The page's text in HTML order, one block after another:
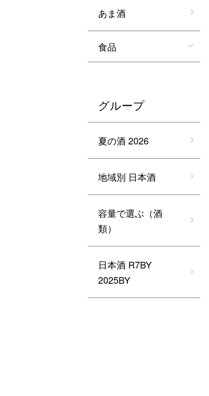
あま酒
食品
グループ
夏の酒 2026
地域別 日本酒
容量で選ぶ（酒
類）
日本酒 R7BY
2025BY